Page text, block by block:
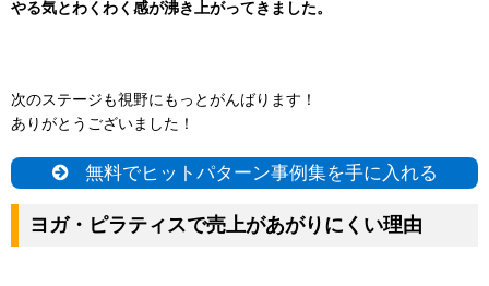
やる気とわくわく感が沸き上がってきました。
次のステージも視野にもっとがんばります！
ありがとうございました！
無料でヒットパターン事例集を手に入れる
ヨガ・ピラティスで売上があがりにくい理由